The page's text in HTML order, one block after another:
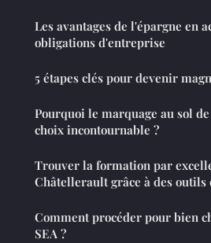
Les avantages de l'épargne en
obligations d'entreprise
5 étapes clés pour devenir
Pourquoi le marquage au sol
choix incontournable ?
Trouver la formation par
Châtellerault grâce à des outils
Comment procéder pour bien
SEA ?